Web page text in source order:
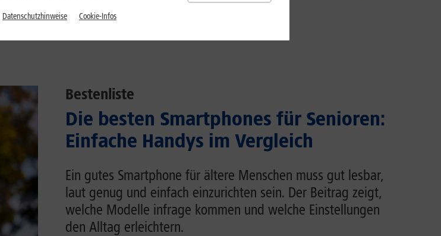
Bestenliste
Die besten Smartphones für Senioren:
Einfache Handys im Vergleich
Ein gutes Smartphone für ältere Menschen muss gut lesbar,
laut genug und einfach einzurichten sein. Der Beitrag zeigt,
welche Modelle infrage kommen und welche Einstellungen
den Alltag erleichtern.
Datenschutzhinweise Cookie-Infos